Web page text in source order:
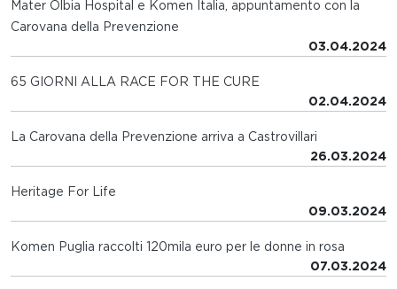
Mater Olbia Hospital e Komen Italia, appuntamento con la
Carovana della Prevenzione
03.04.2024
65 GIORNI ALLA RACE FOR THE CURE
02.04.2024
La Carovana della Prevenzione arriva a Castrovillari
26.03.2024
Heritage For Life
09.03.2024
Komen Puglia raccolti 120mila euro per le donne in rosa
07.03.2024